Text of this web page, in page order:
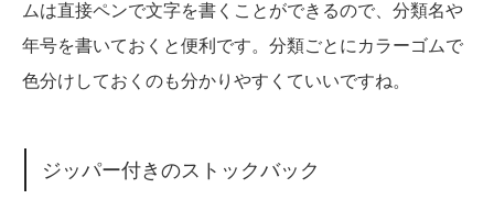
ムは直接ペンで文字を書くことができるので、分類名や
年号を書いておくと便利です。分類ごとにカラーゴムで
色分けしておくのも分かりやすくていいですね。
ジッパー付きのストックバック